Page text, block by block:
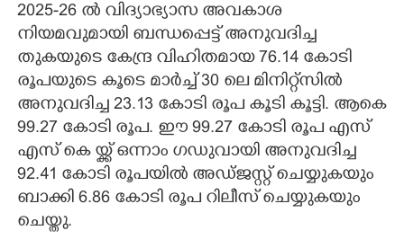
2025-26 ൽ വിദ്യാഭ്യാസ അവകാശ
നിയമവുമായി ബന്ധപ്പെട്ട് അനുവദിച്ച
തുകയുടെ കേന്ദ്ര വിഹിതമായ 76.14 കോടി
രൂപയുടെ കൂടെ മാർച്ച് 30 ലെ മിനിറ്റ്സിൽ
അനുവദിച്ച 23.13 കോടി രൂപ കൂടി കൂട്ടി. ആകെ
99.27 കോടി രൂപ. ഈ 99.27 കോടി രൂപ എസ്
എസ് കെ യ്ക്ക് ഒന്നാം ഗഡുവായി അനുവദിച്ച
92.41 കോടി രൂപയിൽ അഡ്ജസ്റ്റ് ചെയ്യുകയും
ബാക്കി 6.86 കോടി രൂപ റിലീസ് ചെയ്യുകയും
ചെയ്തു.